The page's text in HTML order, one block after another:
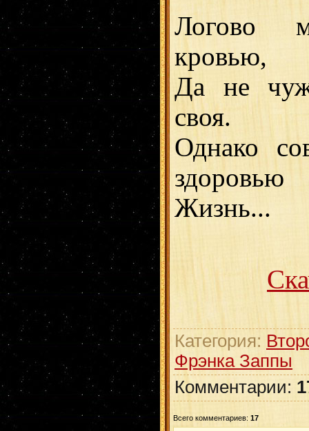
Логово
кровью,
Да не
своя.
Однако
здоровью
Жизнь...
Категория:
Фрэнка Заппы
Комментарии:
Всего комментариев: 17